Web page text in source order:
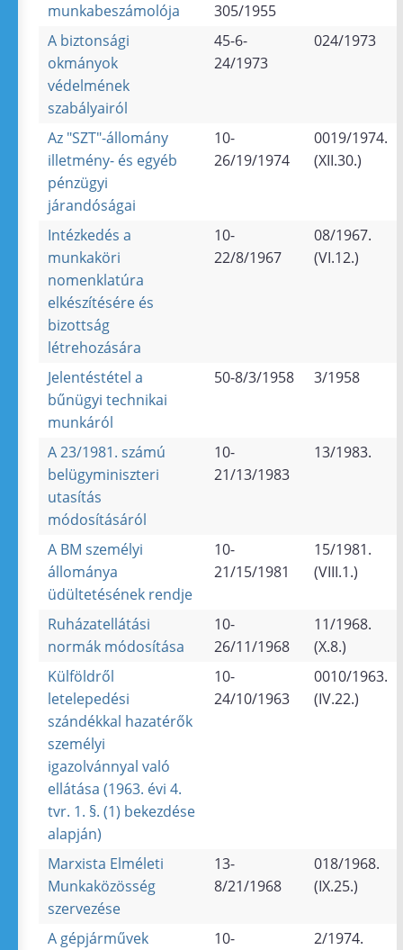
munkabeszámolója
305/1955
A biztonsági
okmányok
védelmének
szabályairól
45-6-
24/1973
024/1973
Az "SZT"-állomány
illetmény- és egyéb
pénzügyi
járandóságai
10-
26/19/1974
0019/1974.
(XII.30.)
Intézkedés a
munkaköri
nomenklatúra
elkészítésére és
bizottság
létrehozására
10-
22/8/1967
08/1967.
(VI.12.)
Jelentéstétel a
bűnügyi technikai
munkáról
50-8/3/1958 3/1958
A 23/1981. számú
belügyminiszteri
utasítás
módosításáról
10-
21/13/1983
13/1983.
A BM személyi
állománya
üdültetésének rendje
10-
21/15/1981
15/1981.
(VIII.1.)
Ruházatellátási
normák módosítása
10-
26/11/1968
11/1968.
(X.8.)
Külföldről
letelepedési
szándékkal hazatérők
személyi
igazolvánnyal való
ellátása (1963. évi 4.
tvr. 1. §. (1) bekezdése
alapján)
10-
24/10/1963
0010/1963.
(IV.22.)
Marxista Elméleti
Munkaközösség
szervezése
13-
8/21/1968
018/1968.
(IX.25.)
A gépjárművek
10-
2/1974.